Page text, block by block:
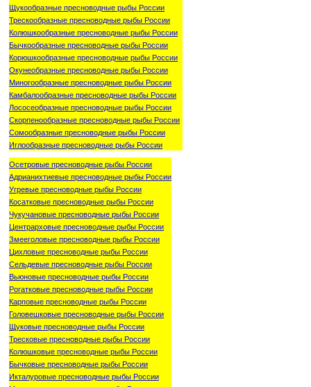
Щукообразные пресноводные рыбы России
Трескообразные пресноводные рыбы России
Колюшкообразные пресноводные рыбы России
Бычкообразные пресноводные рыбы России
Корюшкообразные пресноводные рыбы России
Окунеобразные пресноводные рыбы России
Миногообразные пресноводные рыбы России
Камбалообразные пресноводные рыбы России
Лососеобразные пресноводные рыбы России
Скорпенообразные пресноводные рыбы России
Сомообразные пресноводные рыбы России
Иглообразные пресноводные рыбы России
Осетровые пресноводные рыбы России
Адрианихтиевые пресноводные рыбы России
Угревые пресноводные рыбы России
Косатковые пресноводные рыбы России
Чукучановые пресноводные рыбы России
Центрарховые пресноводные рыбы России
Змееголовые пресноводные рыбы России
Цихловые пресноводные рыбы России
Сельдевые пресноводные рыбы России
Вьюновые пресноводные рыбы России
Рогатковые пресноводные рыбы России
Карповые пресноводные рыбы России
Головешковые пресноводные рыбы России
Щуковые пресноводные рыбы России
Тресковые пресноводные рыбы России
Колюшковые пресноводные рыбы России
Бычковые пресноводные рыбы России
Икталуровые пресноводные рыбы России